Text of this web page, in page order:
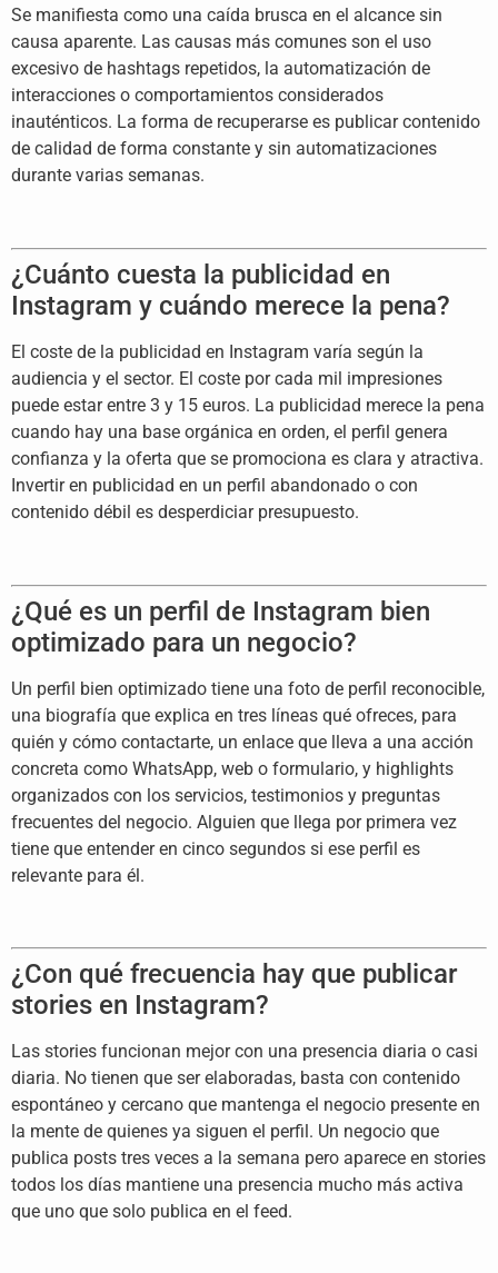
Se manifiesta como una caída brusca en el alcance sin
causa aparente. Las causas más comunes son el uso
excesivo de hashtags repetidos, la automatización de
interacciones o comportamientos considerados
inauténticos. La forma de recuperarse es publicar contenido
de calidad de forma constante y sin automatizaciones
durante varias semanas.
¿Cuánto cuesta la publicidad en
Instagram y cuándo merece la pena?
El coste de la publicidad en Instagram varía según la
audiencia y el sector. El coste por cada mil impresiones
puede estar entre 3 y 15 euros. La publicidad merece la pena
cuando hay una base orgánica en orden, el perfil genera
confianza y la oferta que se promociona es clara y atractiva.
Invertir en publicidad en un perfil abandonado o con
contenido débil es desperdiciar presupuesto.
¿Qué es un perfil de Instagram bien
optimizado para un negocio?
Un perfil bien optimizado tiene una foto de perfil reconocible,
una biografía que explica en tres líneas qué ofreces, para
quién y cómo contactarte, un enlace que lleva a una acción
concreta como WhatsApp, web o formulario, y highlights
organizados con los servicios, testimonios y preguntas
frecuentes del negocio. Alguien que llega por primera vez
tiene que entender en cinco segundos si ese perfil es
relevante para él.
¿Con qué frecuencia hay que publicar
stories en Instagram?
Las stories funcionan mejor con una presencia diaria o casi
diaria. No tienen que ser elaboradas, basta con contenido
espontáneo y cercano que mantenga el negocio presente en
la mente de quienes ya siguen el perfil. Un negocio que
publica posts tres veces a la semana pero aparece en stories
todos los días mantiene una presencia mucho más activa
que uno que solo publica en el feed.